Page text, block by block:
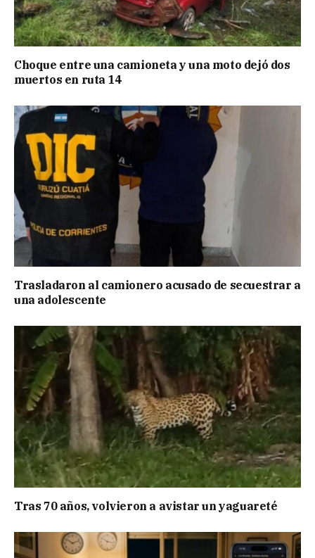
Choque entre una camioneta y una moto dejó dos
muertos en ruta 14
Trasladaron al camionero acusado de secuestrar a
una adolescente
Tras 70 años, volvieron a avistar un yaguareté